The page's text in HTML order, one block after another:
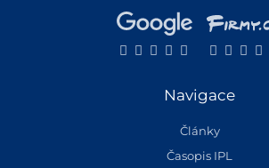
Navigace
Články
Časopis IPL